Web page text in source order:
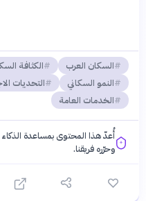
السكان العرب الكثافة
النمو السكاني
التحديات
الخدمات العامة
أُعدّ هذا المحتوى بمساعدة
وحرّره فريقنا.